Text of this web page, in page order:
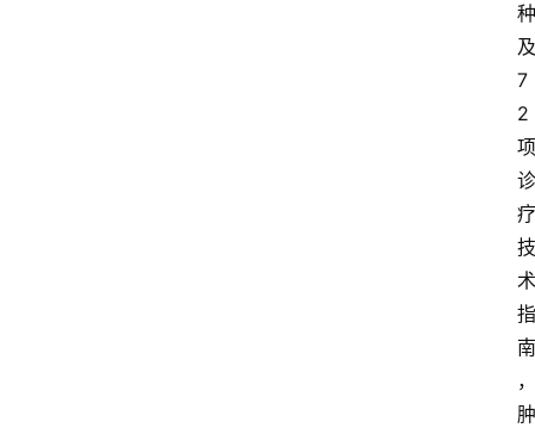
种
及
7
2
项
诊
疗
技
术
指
南
，
肿